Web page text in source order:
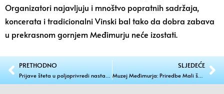
Organizatori najavljuju i mnoštvo popratnih sadržaja,
koncerata i tradicionalni Vinski bal tako da dobra zabava
u prekrasnom gornjem Međimurju neće izostati.
PRETHODNO
Prijave šteta u poljoprivredi nastalih u 2012.g. – elementarna nepogoda – MRAZ
SLJEDEĆE
Muzej Međimurja: Priredbe Mali školski kustosi